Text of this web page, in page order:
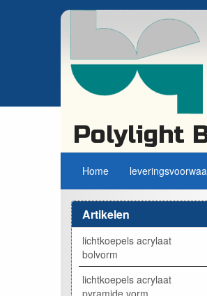
Polylight
Home
Artikelen
lichtkoepels acrylaat
bolvorm
lichtkoepels acrylaat
pyramide vorm